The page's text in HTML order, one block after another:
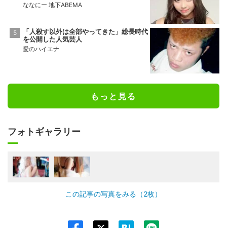
ななにー 地下ABEMA
「人殺す以外は全部やってきた」総長時代
を公開した人気芸人
愛のハイエナ
もっと見る
フォトギャラリー
この記事の写真をみる（2枚）